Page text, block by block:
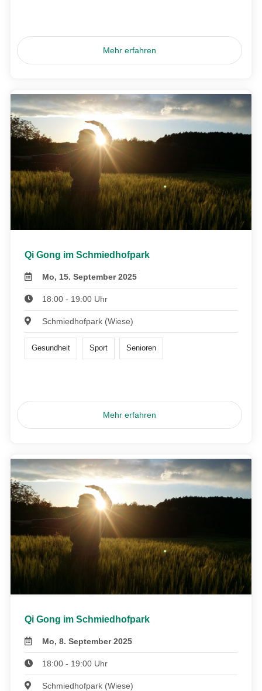
Mehr erfahren
Qi Gong im Schmiedhofpark
Mo, 15. September 2025
18:00 - 19:00 Uhr
Schmiedhofpark (Wiese)
Gesundheit Sport Senioren
Mehr erfahren
Qi Gong im Schmiedhofpark
Mo, 8. September 2025
18:00 - 19:00 Uhr
Schmiedhofpark (Wiese)